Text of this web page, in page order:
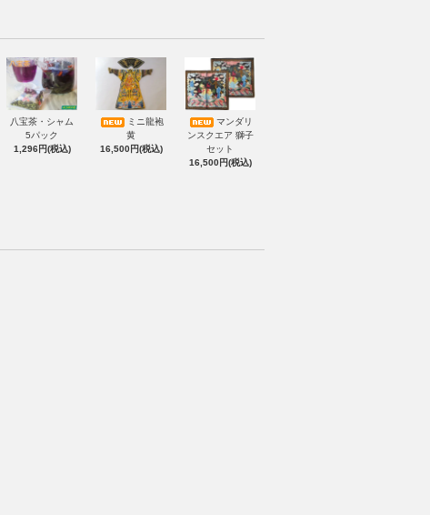
八宝茶・シャム
5パック
1,296円(税込)
ミニ龍袍
黄
16,500円(税込)
マンダリ
ンスクエア 獅子
セット
16,500円(税込)